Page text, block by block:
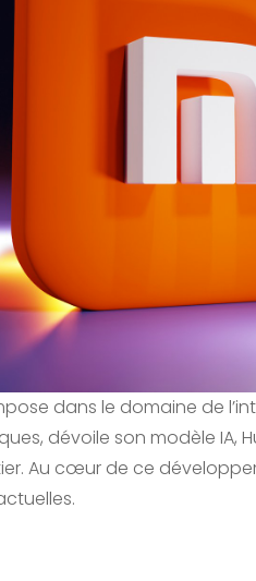
dans le domaine de
dévoile son modèle IA,
Au cœur de ce